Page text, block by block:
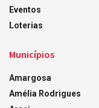
Eventos
Loterias
Municípios
Amargosa
Amélia Rodrigues